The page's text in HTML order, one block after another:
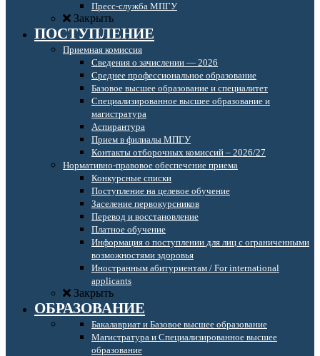
Пресс-служба МПГУ
Закрыть
ПОСТУПЛЕНИЕ
Приемная комиссия
Сведения о зачислении — 2026
Среднее профессиональное образование
Базовое высшее образование и специалитет
Специализированное высшее образование и
магистратура
Аспирантура
Прием в филиалы МПГУ
Контакты отборочных комиссий – 2026/27
Нормативно-правовое обеспечение приема
Конкурсные списки
Поступление на целевое обучение
Заселение первокурсников
Перевод и восстановление
Платное обучение
Информация о поступлении для лиц с ограниченными
возможностями здоровья
Иностранным абитуриентам / For international
applicants
Закрыть
ОБРАЗОВАНИЕ
Бакалавриат и Базовое высшее образование
Магистратура и Специализированное высшее
образование